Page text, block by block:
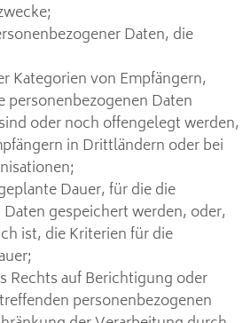
Daten, die
Kategorien von Empfängern,
personenbezogenen Daten
oder noch offengelegt werden,
in Drittländern oder bei
Dauer, für die die
gespeichert werden, oder,
ist, die Kriterien für die
Rechts auf Berichtigung oder
personenbezogenen